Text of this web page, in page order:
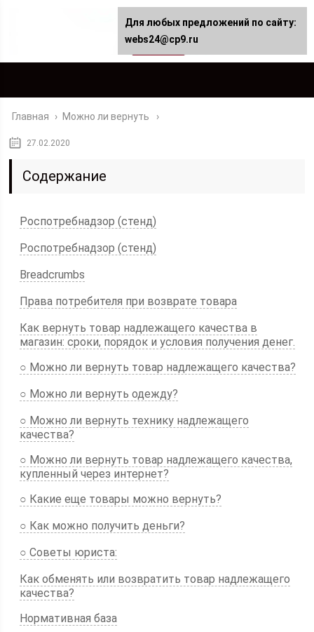
Главная › Можно ли вернуть
27.02.2020
Содержание
Роспотребнадзор (стенд)
Роспотребнадзор (стенд)
Breadcrumbs
Права потребителя при возврате товара
Как вернуть товар надлежащего качества в
магазин: сроки, порядок и условия получения денег.
○ Можно ли вернуть товар надлежащего качества?
○ Можно ли вернуть одежду?
○ Можно ли вернуть технику надлежащего
качества?
○ Можно ли вернуть товар надлежащего качества,
купленный через интернет?
○ Какие еще товары можно вернуть?
○ Как можно получить деньги?
○ Советы юриста:
Как обменять или возвратить товар надлежащего
качества?
Нормативная база
Для любых предложений по сайту:
webs24@cp9.ru